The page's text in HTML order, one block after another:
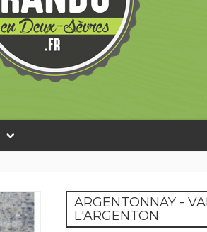
ARGENTONNAY -
L'ARGENTON